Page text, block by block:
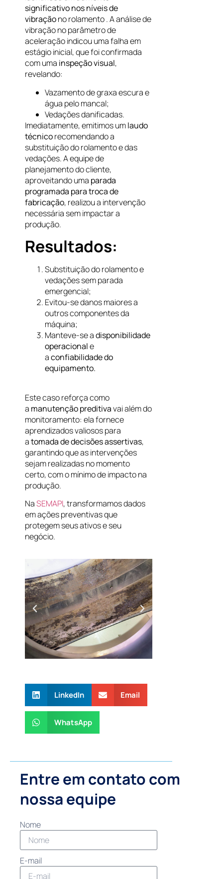
significativo nos níveis de
vibraçãono rolamento. A análise de
vibração no parâmetro de
aceleração indicou uma falha em
estágio inicial, que foi confirmada
com uma inspeção visual,
revelando:
Vazamento de graxa escura e
água pelo mancal;
Vedações danificadas.
Imediatamente, emitimos umlaudo
técnicorecomendando a
substituição do rolamento e das
vedações. A equipe de
planejamento do cliente,
aproveitando uma parada
programada para troca de
fabricação, realizou a intervenção
necessária sem impactar a
produção.
Resultados:
Substituição do rolamento e
vedações sem parada
emergencial;
Evitou-se danos maiores a
outros componentes da
máquina;
Manteve-se adisponibilidade
operacionale
aconfiabilidade do
equipamento.
Este caso reforça como
a manutenção preditivavai além do
monitoramento: ela fornece
aprendizados valiosos para
atomada de decisões assertivas,
garantindo que as intervenções
sejam realizadas no momento
certo, com o mínimo de impacto na
produção.
NaSEMAPI, transformamos dados
em ações preventivas que
protegem seus ativos e seu
negócio.
LinkedIn Email
WhatsApp
Entre em contato com
nossa equipe
Nome
E-mail